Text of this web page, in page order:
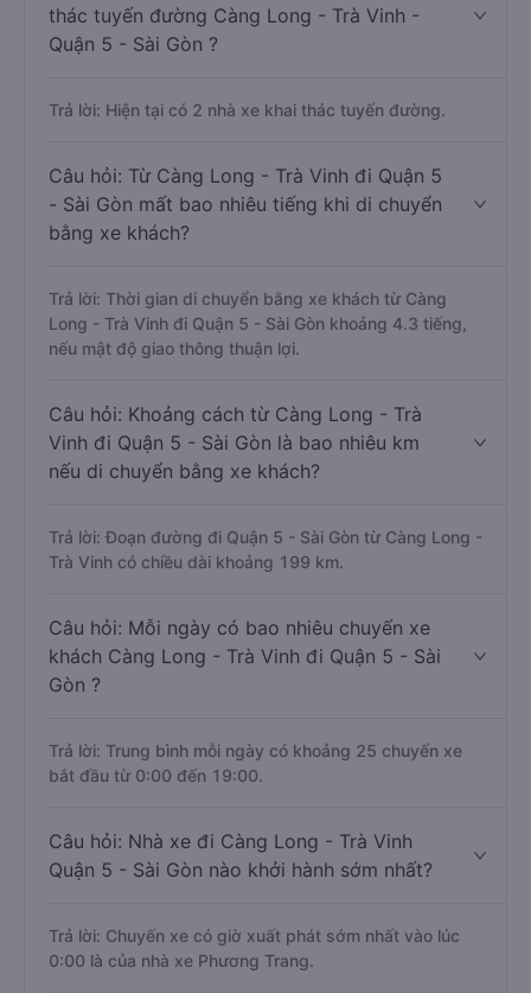
thác tuyến đường Càng Long - Trà Vinh -
Quận 5 - Sài Gòn ?
Trả lời: Hiện tại có 2 nhà xe khai thác tuyến đường.
Câu hỏi: Từ Càng Long - Trà Vinh đi Quận 5
- Sài Gòn mất bao nhiêu tiếng khi di chuyển
bằng xe khách?
Trả lời: Thời gian di chuyển bằng xe khách từ Càng
Long - Trà Vinh đi Quận 5 - Sài Gòn khoảng 4.3 tiếng,
nếu mật độ giao thông thuận lợi.
Câu hỏi: Khoảng cách từ Càng Long - Trà
Vinh đi Quận 5 - Sài Gòn là bao nhiêu km
nếu di chuyển bằng xe khách?
Trả lời: Đoạn đường đi Quận 5 - Sài Gòn từ Càng Long -
Trà Vinh có chiều dài khoảng 199 km.
Câu hỏi: Mỗi ngày có bao nhiêu chuyến xe
khách Càng Long - Trà Vinh đi Quận 5 - Sài
Gòn ?
Trả lời: Trung bình mỗi ngày có khoảng 25 chuyến xe
bắt đầu từ 0:00 đến 19:00.
Câu hỏi: Nhà xe đi Càng Long - Trà Vinh
Quận 5 - Sài Gòn nào khởi hành sớm nhất?
Trả lời: Chuyến xe có giờ xuất phát sớm nhất vào lúc
0:00 là của nhà xe Phương Trang.